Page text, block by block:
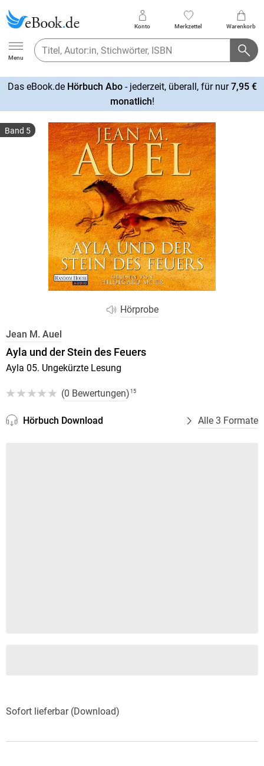
Ebook.de
Menu
Konto Merkzettel Warenkorb
Das eBook.de Hörbuch Abo- jederzeit, überall, für nur7,95 €
monatlich!
Hörprobe
Band 5
Jean M. Auel
Ayla und der Stein des Feuers
Ayla 05. Ungekürzte Lesung
(0 Bewertungen) 15
Hörbuch Download Alle 3 Formate
Sofort lieferbar (Download)